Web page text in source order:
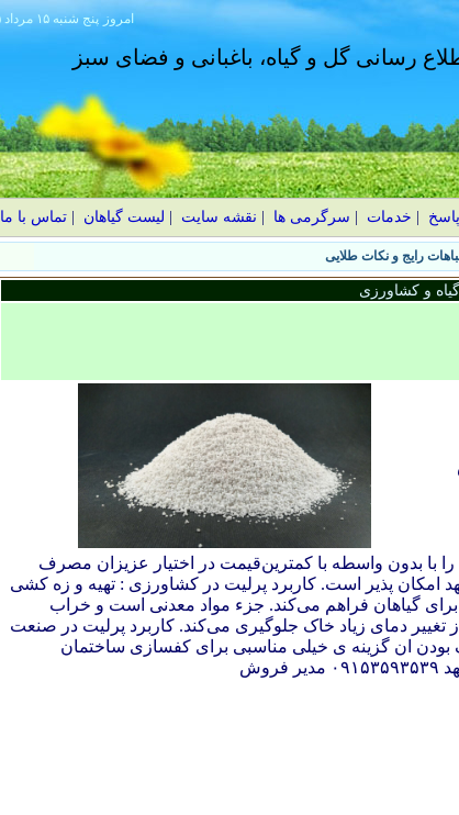
۱۴۰۵ پنج شنبه ۱۵ مرداد امروز
رسانی گل و گیاه، باغبانی و فضای سبز
خدمات سرگرمی ها نقشه سایت لیست گیاهان |تماس با ما
رایج و نکات طلایی
و کشاورزی
با بدون واسطه با کمترین‌قیمت در اختیار عزیزان‌ مصرف
امکان پذیر است. کاربرد پرلیت در کشاورزی : تهیه و زه کشی
گیاهان فراهم می‌کند. جزء مواد معدنی است و خراب
دمای زیاد خاک جلوگیری می‌کند. کاربرد پرلیت در صنعت
بودن ان گزینه ی خیلی مناسبی برای کفسازی ساختمان